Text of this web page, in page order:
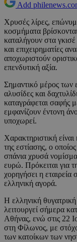
Add
Χρυσές λίρες,
κοσμήματα
καταλήγουν στα γκισέ
και επιχειρηματίες
αποχωριστούν
επενδυτική αξία.
Σημαντικό μέρος των
αλυσίδες και
καταγράφεται σαφής
εμφανίζουν έντονη
υποχωρεί.
Χαρακτηριστική
της εστίασης, ο
σπάνια χρυσά
ευρώ. Πρόκειται για
χορηγήσει η εταιρεία
ελληνική αγορά.
Η ελληνική
λειτουργεί σήμερα
Αθήνας, ενώ στις 22
στη Φίλωνος, με
των κατοίκων των